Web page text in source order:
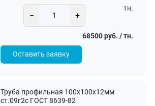
− +
тн.
68500 руб. / тн.
Оставить заявку
Труба профильная 100х100х12мм
ст.09г2с ГОСТ 8639-82